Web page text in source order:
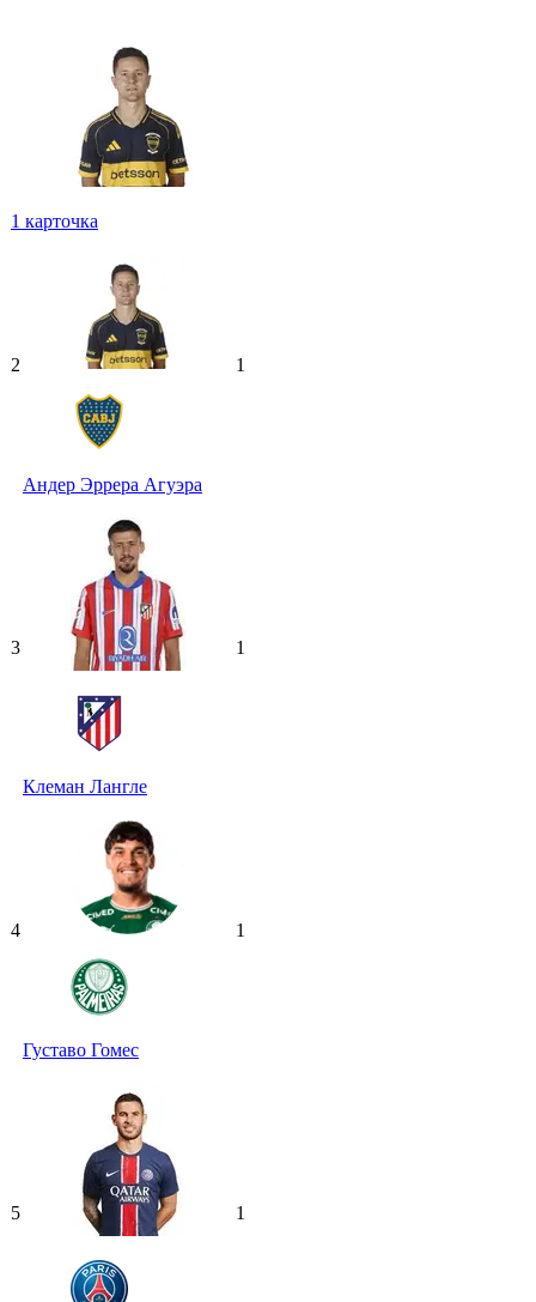
1 карточка
2
Андер Эррера Агуэра
1
3
Клеман Лангле
1
4
Густаво Гомес
1
5 1